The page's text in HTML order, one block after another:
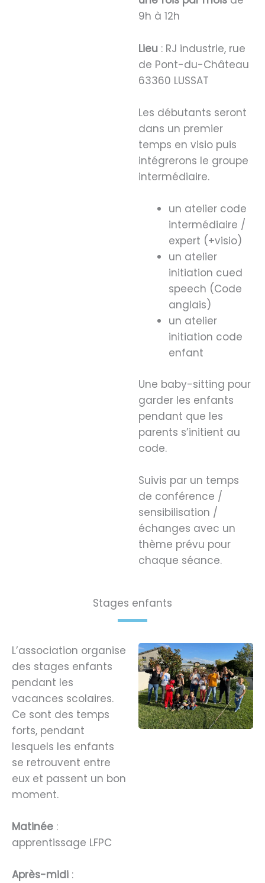
9h à 12h
Lieu : RJ industrie, rue
de Pont-du-Château
63360 LUSSAT
Les débutants seront
dans un premier
temps en visio puis
intégrerons le groupe
intermédiaire.
un atelier code
intermédiaire /
expert (+visio)
un atelier
initiation cued
speech (Code
anglais)
un atelier
initiation code
enfant
Une baby-sitting pour
garder les enfants
pendant que les
parents s’initient au
code.
Suivis par un temps
de conférence /
sensibilisation /
échanges avec un
thème prévu pour
chaque séance.
Stages enfants
L’association organise
des stages enfants
pendant les
vacances scolaires.
Ce sont des temps
forts, pendant
lesquels les enfants
se retrouvent entre
eux et passent un bon
moment.
Matinée :
apprentissage LFPC
Après-midi :